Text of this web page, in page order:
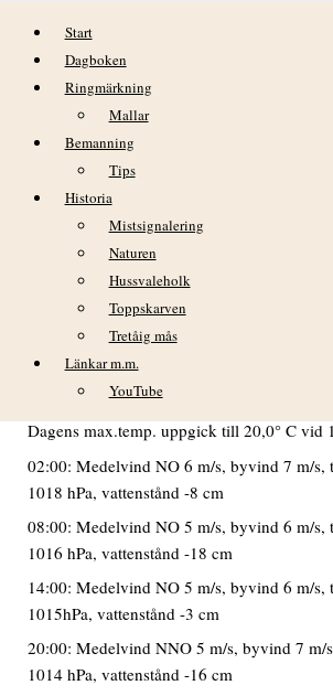
Hoppa till innehåll
Start
Dagboken
Ringmärkning
Mallar
Bemanning
Tips
Historia
Mistsignalering
Naturen
Hussvaleholk
Toppskarven
Tretåig mås
Länkar m.m.
YouTube
söndag 29 maj
VÄDER
Växlande molnighet från gryningen och
eftermiddag då åter molnen tornade upp
tiden hörde vi åska söderut och strax
söder ifrån, men endast några regnstänk
Dagens max.temp. uppgick till 20,0° C vid
02:00: Medelvind NO 6 m/s, byvind 7 m/s,
1018 hPa, vattenstånd -8 cm
08:00: Medelvind NO 5 m/s, byvind 6 m/s,
1016 hPa, vattenstånd -18 cm
14:00: Medelvind NO 5 m/s, byvind 6 m/s,
1015hPa, vattenstånd -3 cm
20:00: Medelvind NNO 5 m/s, byvind 7 m/
1014 hPa, vattenstånd -16 cm